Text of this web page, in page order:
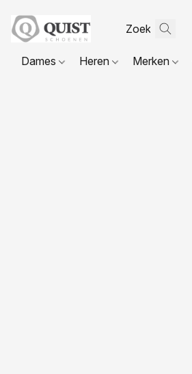
Dames Heren Merken